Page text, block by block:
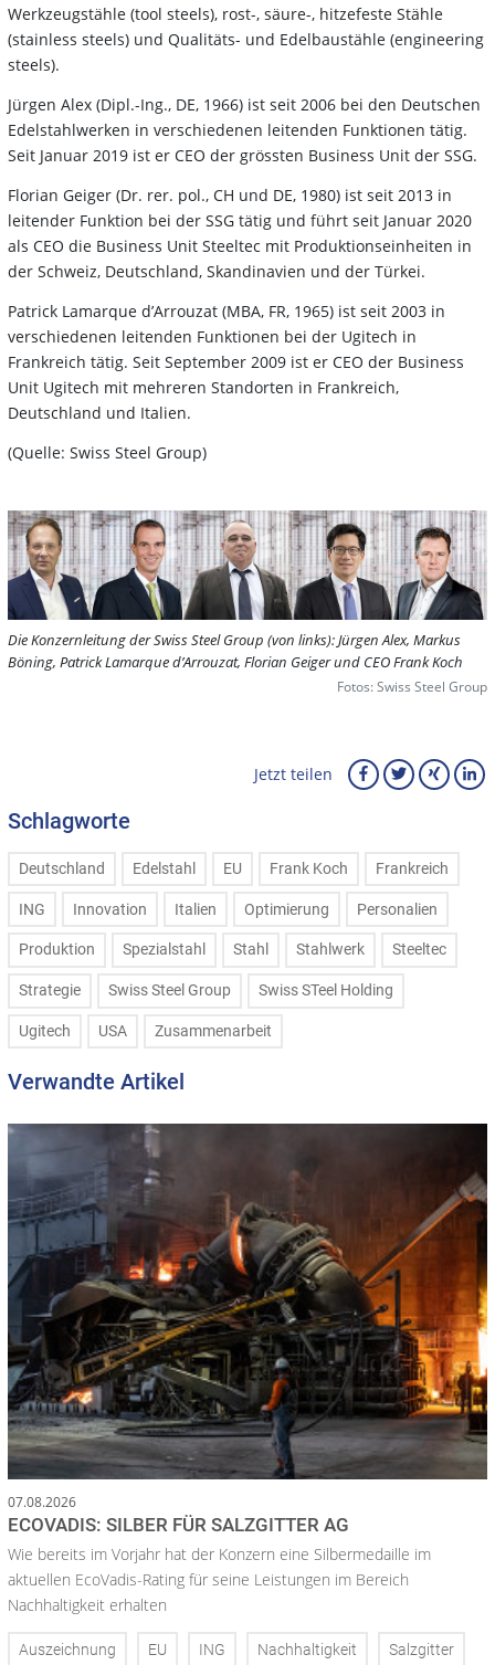
Werkzeugstähle (tool steels), rost-, säure-, hitzefeste Stähle
(stainless steels) und Qualitäts- und Edelbaustähle (engineering
steels).
Jürgen Alex (Dipl.-Ing., DE, 1966) ist seit 2006 bei den Deutschen
Edelstahlwerken in verschiedenen leitenden Funktionen tätig.
Seit Januar 2019 ist er CEO der grössten Business Unit der SSG.
Florian Geiger (Dr. rer. pol., CH und DE, 1980) ist seit 2013 in
leitender Funktion bei der SSG tätig und führt seit Januar 2020
als CEO die Business Unit Steeltec mit Produktionseinheiten in
der Schweiz, Deutschland, Skandinavien und der Türkei.
Patrick Lamarque d’Arrouzat (MBA, FR, 1965) ist seit 2003 in
verschiedenen leitenden Funktionen bei der Ugitech in
Frankreich tätig. Seit September 2009 ist er CEO der Business
Unit Ugitech mit mehreren Standorten in Frankreich,
Deutschland und Italien.
(Quelle: Swiss Steel Group)
Die Konzernleitung der Swiss Steel Group (von links): Jürgen Alex, Markus
Böning, Patrick Lamarque d’Arrouzat, Florian Geiger und CEO Frank Koch
Fotos: Swiss Steel Group
Jetzt teilen
Schlagworte
Deutschland Edelstahl EU Frank Koch Frankreich
ING Innovation Italien Optimierung Personalien
Produktion Spezialstahl Stahl Stahlwerk Steeltec
Strategie Swiss Steel Group Swiss STeel Holding
Ugitech USA Zusammenarbeit
Verwandte Artikel
07.08.2026
ECOVADIS: SILBER FÜR SALZGITTER AG
Wie bereits im Vorjahr hat der Konzern eine Silbermedaille im
aktuellen EcoVadis-Rating für seine Leistungen im Bereich
Nachhaltigkeit erhalten
Auszeichnung EU ING Nachhaltigkeit Salzgitter